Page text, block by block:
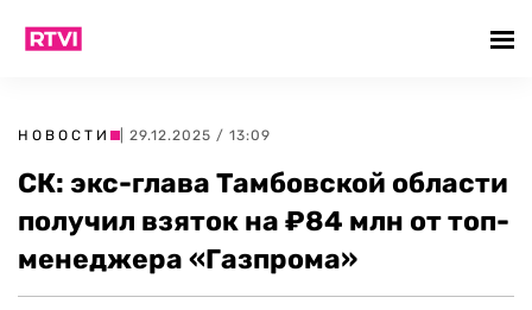
НОВОСТИ | 29.12.2025 / 13:09
СК: экс-глава Тамбовской области
получил взяток на ₽84 млн от топ-
менеджера «Газпрома»